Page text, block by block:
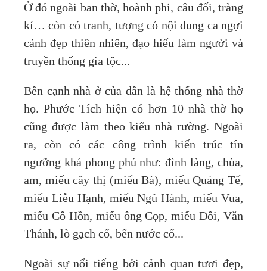
Ở đó ngoài ban thờ, hoành phi, câu đối, tràng
kỉ… còn có tranh, tượng có nội dung ca ngợi
cảnh đẹp thiên nhiên, đạo hiếu làm người và
truyền thống gia tộc...
Bên cạnh nhà ở của dân là hệ thống nhà thờ
họ. Phước Tích hiện có hơn 10 nhà thờ họ
cũng được làm theo kiểu nhà rường. Ngoài
ra, còn có các công trình kiến trúc tín
ngưỡng khá phong phú như: đình làng, chùa,
am, miếu cây thị (miếu Bà), miếu Quảng Tế,
miếu Liễu Hạnh, miếu Ngũ Hành, miếu Vua,
miếu Cô Hồn, miếu ông Cọp, miếu Đôi, Văn
Thánh, lò gạch cổ, bến nước cổ...
Ngoài sự nổi tiếng bởi cảnh quan tươi đẹp,